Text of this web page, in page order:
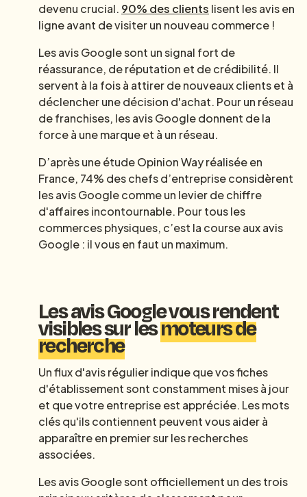
devenu crucial. 90% des clients lisent les avis en
ligne avant de visiter un nouveau commerce !
Les avis Google sont un signal fort de
réassurance, de réputation et de crédibilité. Il
servent à la fois à attirer de nouveaux clients et à
déclencher une décision d'achat. Pour un réseau
de franchises, les avis Google donnent de la
force à une marque et à un réseau.
D’après une étude Opinion Way réalisée en
France, 74% des chefs d’entreprise considèrent
les avis Google comme un levier de chiffre
d'affaires incontournable. Pour tous les
commerces physiques, c’est la course aux avis
Google : il vous en faut un maximum.
Les avis Google vous rendent
visibles sur lesmoteurs de
recherche
Un flux d'avis régulier indique que vos fiches
d'établissement sont constamment mises à jour
et que votre entreprise est appréciée. Les mots
clés qu'ils contiennent peuvent vous aider à
apparaître en premier sur les recherches
associées.
Les avis Google sont officiellement un des trois